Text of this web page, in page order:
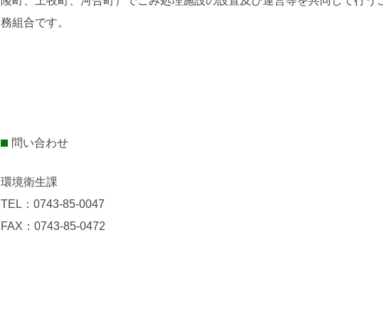
務組合です。
問い合わせ
環境衛生課
TEL：0743-85-0047
FAX：0743-85-0472